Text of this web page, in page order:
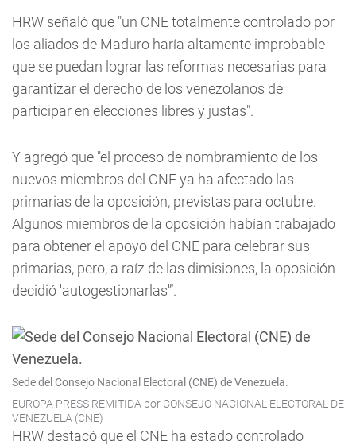
HRW señaló que "un CNE totalmente controlado por
los aliados de Maduro haría altamente improbable
que se puedan lograr las reformas necesarias para
garantizar el derecho de los venezolanos de
participar en elecciones libres y justas".
Y agregó que "el proceso de nombramiento de los
nuevos miembros del CNE ya ha afectado las
primarias de la oposición, previstas para octubre.
Algunos miembros de la oposición habían trabajado
para obtener el apoyo del CNE para celebrar sus
primarias, pero, a raíz de las dimisiones, la oposición
decidió 'autogestionarlas'”.
Sede del Consejo Nacional Electoral (CNE) de Venezuela.
EUROPA PRESS REMITIDA por CONSEJO NACIONAL ELECTORAL DE
VENEZUELA (CNE)
HRW destacó que el CNE ha estado controlado